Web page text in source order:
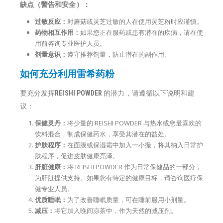
缺点（警告和安全）：
过敏反应： 对蘑菇或灵芝过敏的人在使用灵芝粉时应谨慎。
药物相互作用： 如果您正在服药或患有潜在的疾病，请在使
用前咨询专业医护人员。
剂量意识： 遵守推荐剂量，防止潜在的副作用。
如何充分利用雷希药粉
要充分发挥REISHI POWDER 的潜力，请遵循以下说明和建
议：
保健灵丹： 将少量的 REISHI POWDER 与热水或您最喜欢的
饮料混合，制成保健药水，享受其潜在的益处。
护肤程序： 在面膜或保湿霜中加入一小撮，将其纳入日常护
肤程序，促进皮肤健康亮泽。
肝脏健康： 将 REISHI POWDER 作为日常保健品的一部分，
为肝脏提供支持。如果您有特定的健康目标，请咨询医疗保
健专业人员。
优质睡眠： 为了改善睡眠质量，可在睡前服用小剂量。
减压： 将它加入晚间凉茶中，作为天然的减压剂。